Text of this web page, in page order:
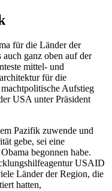
für die Länder der
auch ganz oben auf der
mittel- und
für die
Aufstieg
USA unter Präsident
Pazifik zuwende und
gebe, sei eine
begonnen habe.
USAID
Länder der Region, die
hatten,